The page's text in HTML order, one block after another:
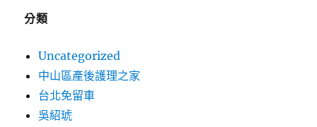
分類
Uncategorized
中山區產後護理之家
台北免留車
吳紹琥